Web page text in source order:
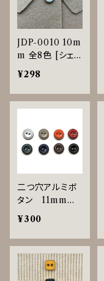
JDP-0010 10m
m 全8色 [シェ
ル調][裏足ボタ
ン][ブラウス]
¥298
二つ穴アルミボ
タン 11mm J
TK-0027
¥300